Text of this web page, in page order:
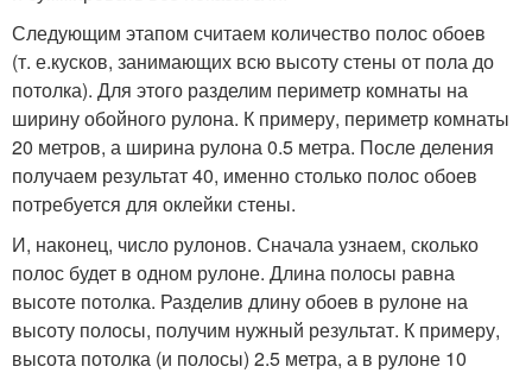
Следующим этапом считаем количество полос обоев
(т. е.кусков, занимающих всю высоту стены от пола до
потолка). Для этого разделим периметр комнаты на
ширину обойного рулона. К примеру, периметр комнаты
20 метров, а ширина рулона 0.5 метра. После деления
получаем результат 40, именно столько полос обоев
потребуется для оклейки стены.
И, наконец, число рулонов. Сначала узнаем, сколько
полос будет в одном рулоне. Длина полосы равна
высоте потолка. Разделив длину обоев в рулоне на
высоту полосы, получим нужный результат. К примеру,
высота потолка (и полосы) 2.5 метра, а в рулоне 10